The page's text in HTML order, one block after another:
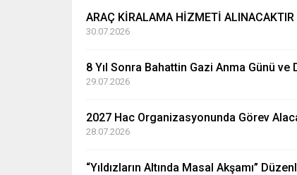
ARAÇ KİRALAMA HİZMETİ ALINACAKTIR
30.07.2026
8 Yıl Sonra Bahattin Gazi Anma Günü ve
29.07.2026
2027 Hac Organizasyonunda Görev
28.07.2026
“Yıldızların Altında Masal Akşamı”